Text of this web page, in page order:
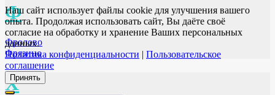
Ф
Фролово
Фрязино
Х
Наш сайт использует файлы cookie для улучшения вашего
опыта. Продолжая использовать сайт, Вы даёте своё
согласие на обработку и хранение Ваших персональных
данных.
Политика конфиденциальности | Пользовательское
соглашение
Принять